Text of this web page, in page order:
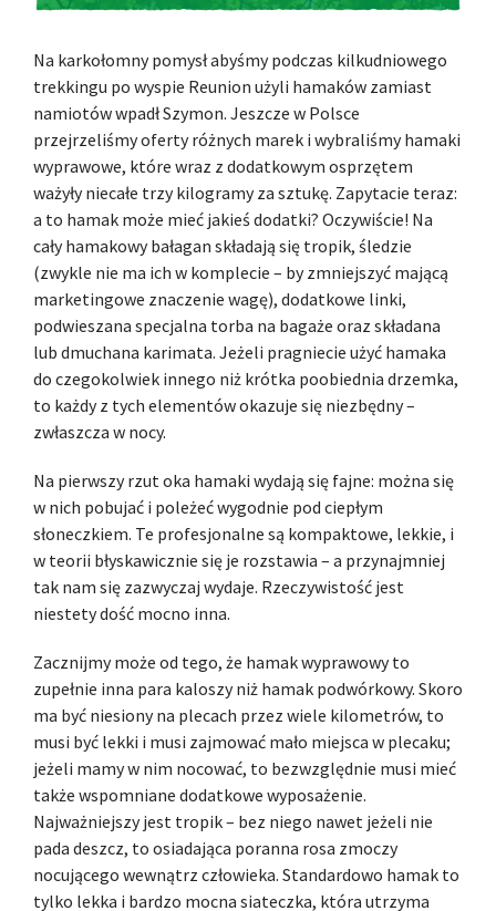
Na karkołomny pomysł abyśmy podczas kilkudniowego
trekkingu po wyspie Reunion użyli hamaków zamiast
namiotów wpadł Szymon. Jeszcze w Polsce
przejrzeliśmy oferty różnych marek i wybraliśmy hamaki
wyprawowe, które wraz z dodatkowym osprzętem
ważyły niecałe trzy kilogramy za sztukę. Zapytacie teraz:
a to hamak może mieć jakieś dodatki? Oczywiście! Na
cały hamakowy bałagan składają się tropik, śledzie
(zwykle nie ma ich w komplecie – by zmniejszyć mającą
marketingowe znaczenie wagę), dodatkowe linki,
podwieszana specjalna torba na bagaże oraz składana
lub dmuchana karimata. Jeżeli pragniecie użyć hamaka
do czegokolwiek innego niż krótka poobiednia drzemka,
to każdy z tych elementów okazuje się niezbędny –
zwłaszcza w nocy.
Na pierwszy rzut oka hamaki wydają się fajne: można się
w nich pobujać i poleżeć wygodnie pod ciepłym
słoneczkiem. Te profesjonalne są kompaktowe, lekkie, i
w teorii błyskawicznie się je rozstawia – a przynajmniej
tak nam się zazwyczaj wydaje. Rzeczywistość jest
niestety dość mocno inna.
Zacznijmy może od tego, że hamak wyprawowy to
zupełnie inna para kaloszy niż hamak podwórkowy. Skoro
ma być niesiony na plecach przez wiele kilometrów, to
musi być lekki i musi zajmować mało miejsca w plecaku;
jeżeli mamy w nim nocować, to bezwzględnie musi mieć
także wspomniane dodatkowe wyposażenie.
Najważniejszy jest tropik – bez niego nawet jeżeli nie
pada deszcz, to osiadająca poranna rosa zmoczy
nocującego wewnątrz człowieka. Standardowo hamak to
tylko lekka i bardzo mocna siateczka, która utrzyma